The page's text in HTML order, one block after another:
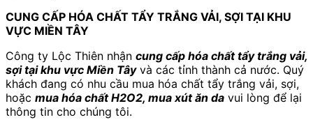
CUNG CẤP HÓA CHẤT TẨY TRẮNG VẢI, SỢI TẠI KHU
VỰC MIỀN TÂY
Công ty Lộc Thiên nhận cung cấp hóa chất tẩy trắng vải,
sợi tại khu vực Miền Tâyvà các tỉnh thành cả nước. Quý
khách đang có nhu cầu mua hóa chất tẩy trắng vải, sợi,
hoặc mua hóa chất H2O2, mua xút ăn da vui lòng để lại
thông tin cho chúng tôi.